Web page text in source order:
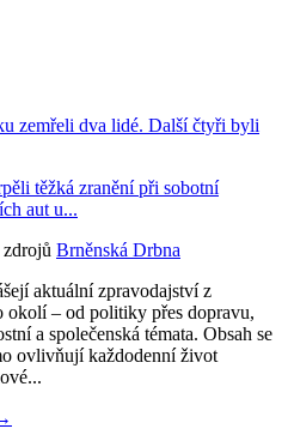
zemřeli dva lidé. Další čtyři byli
těžká zranění při sobotní
aut u...
Brněnská Drbna
aktuální zpravodajství z
okolí – od politiky přes dopravu,
a společenská témata. Obsah se
ovlivňují každodenní život